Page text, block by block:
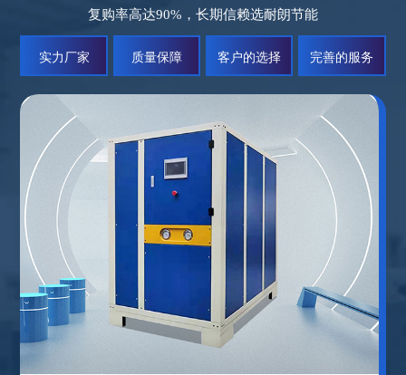
复购率高达90%，长期信赖选耐朗节能
实力厂家 质量保障 客户的选择 完善的服务